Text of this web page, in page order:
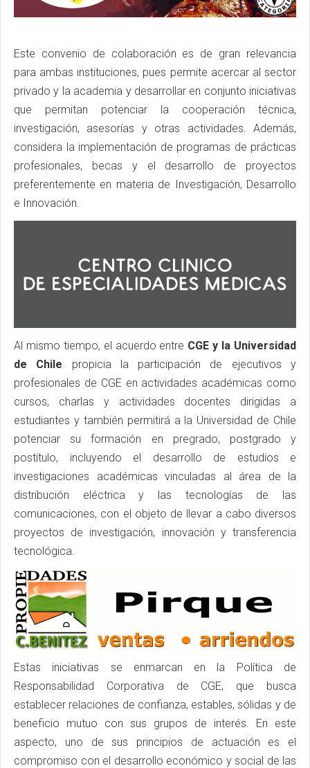
Este convenio de colaboración es de gran relevancia
para ambas instituciones, pues permite acercar al sector
privado y la academia y desarrollar en conjunto iniciativas
que permitan potenciar la cooperación técnica,
investigación, asesorías y otras actividades. Además,
considera la implementación de programas de prácticas
profesionales, becas y el desarrollo de proyectos
preferentemente en materia de Investigación, Desarrollo
e Innovación.
Al mismo tiempo, el acuerdo entre CGE y la Universidad
de Chile propicia la participación de ejecutivos y
profesionales de CGE en actividades académicas como
cursos, charlas y actividades docentes dirigidas a
estudiantes y también permitirá a la Universidad de Chile
potenciar su formación en pregrado, postgrado y
postítulo, incluyendo el desarrollo de estudios e
investigaciones académicas vinculadas al área de la
distribución eléctrica y las tecnologías de las
comunicaciones, con el objeto de llevar a cabo diversos
proyectos de investigación, innovación y transferencia
tecnológica.
Estas iniciativas se enmarcan en la Política de
Responsabilidad Corporativa de CGE, que busca
establecer relaciones de confianza, estables, sólidas y de
beneficio mutuo con sus grupos de interés. En este
aspecto, uno de sus principios de actuación es el
compromiso con el desarrollo económico y social de las